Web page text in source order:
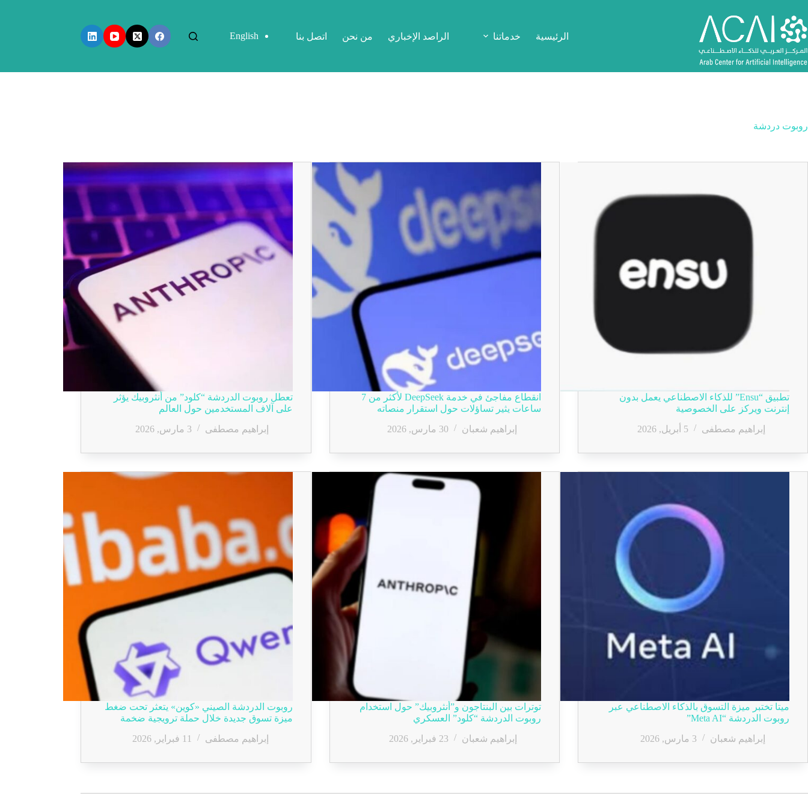
إلى
المحتوى
الرئيسية خدماتنا الراصد الإخباري من نحن اتصل بنا English
روبوت دردشة
تطبيق “Ensu” للذكاء الاصطناعي يعمل بدون
إنترنت ويركز على الخصوصية
إبراهيم مصطفى
5 أبريل, 2026
انقطاع مفاجئ في خدمة DeepSeek لأكثر من 7
ساعات يثير تساؤلات حول استقرار منصاته
إبراهيم شعبان
30 مارس, 2026
تعطل روبوت الدردشة “كلود” من أنثروبيك يؤثر
على آلاف المستخدمين حول العالم
إبراهيم مصطفى
3 مارس, 2026
ميتا تختبر ميزة التسوق بالذكاء الاصطناعي عبر
روبوت الدردشة “Meta AI”
إبراهيم شعبان
3 مارس, 2026
توترات بين البنتاجون و”أنثروبيك” حول استخدام
روبوت الدردشة “كلود” العسكري
إبراهيم شعبان
23 فبراير, 2026
روبوت الدردشة الصيني «كوين» يتعثر تحت ضغط
ميزة تسوق جديدة خلال حملة ترويجية ضخمة
إبراهيم مصطفى
11 فبراير, 2026